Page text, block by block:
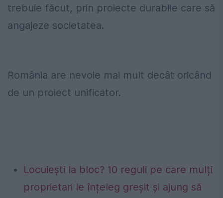
trebuie făcut, prin proiecte durabile care să
angajeze societatea.
România are nevoie mai mult decât oricând
de un proiect unificator.
Locuiești la bloc? 10 reguli pe care mulți
proprietari le înțeleg greșit și ajung să